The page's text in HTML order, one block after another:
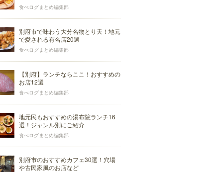
食べログまとめ編集部
別府市で味わう大分名物とり天！地元
で愛される有名店20選
食べログまとめ編集部
【別府】ランチならここ！おすすめの
お店12選
食べログまとめ編集部
地元民もおすすめの湯布院ランチ16
選！ジャンル別にご紹介
食べログまとめ編集部
別府市のおすすめカフェ30選！穴場
や古民家風のお店など